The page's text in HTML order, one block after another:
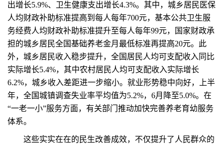
出增长5.9%、卫生健康支出增长4.3%。其中，城乡居民医保
人均财政补助标准提高到每人每年700元，基本公共卫生服
务经费人均财政补助标准提升至每人每年99元，国家财政承
担的城乡居民全国基础养老金月最低标准再提高20元。此
外，城乡居民收入稳步提升，全国居民人均可支配收入同比
实际增长5.4%，其中农村居民人均可支配收入实际增长
6.2%，城乡收入差距进一步缩小。就业形势稳中向好，上半
年，全国城镇调查失业率平均值为5.2%，6月降至5.0%。在
“一老一小”服务方面，有关部门推动加快完善养老育幼服务
体系。
这些实实在在的民生改善成效，不仅提升了人民群众的